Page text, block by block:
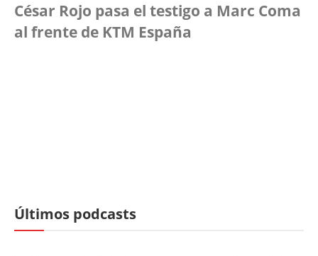
César Rojo pasa el testigo a Marc Coma
al frente de KTM España
Últimos podcasts